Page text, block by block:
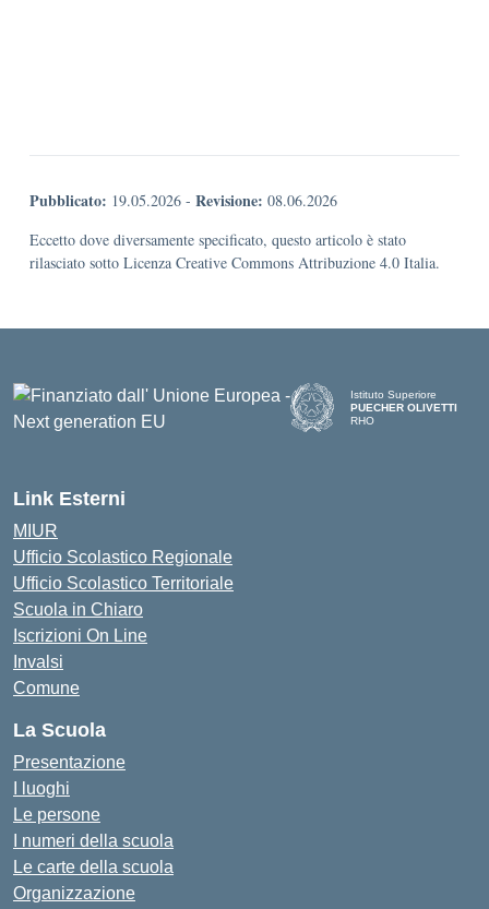
Pubblicato: 19.05.2026 - Revisione: 08.06.2026
Eccetto dove diversamente specificato, questo articolo è stato
rilasciato sotto Licenza Creative Commons Attribuzione 4.0 Italia.
Istituto Superiore
PUECHER OLIVETTI
RHO
Link Esterni
MIUR
Ufficio Scolastico Regionale
Ufficio Scolastico Territoriale
Scuola in Chiaro
Iscrizioni On Line
Invalsi
Comune
La Scuola
Presentazione
I luoghi
Le persone
I numeri della scuola
Le carte della scuola
Organizzazione